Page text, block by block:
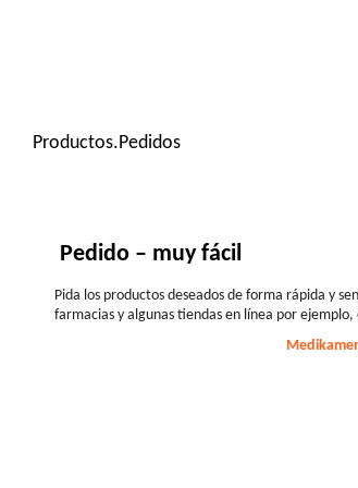
Productos.Pedidos
Pedido – muy fácil
Pida los productos deseados de forma rápida y
farmacias y algunas tiendas en línea por ejemplo,